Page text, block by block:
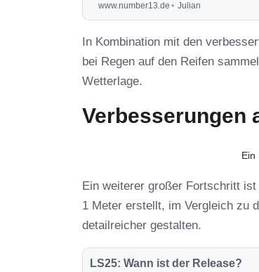
www.number13.de Julian
In Kombination mit den
bei Regen auf den Reifen
Wetterlage.
Verbesserungen
Ein
Ein weiterer großer Fortschritt
1 Meter erstellt, im Vergleich zu
detailreicher gestalten.
LS25: Wann ist der Release?